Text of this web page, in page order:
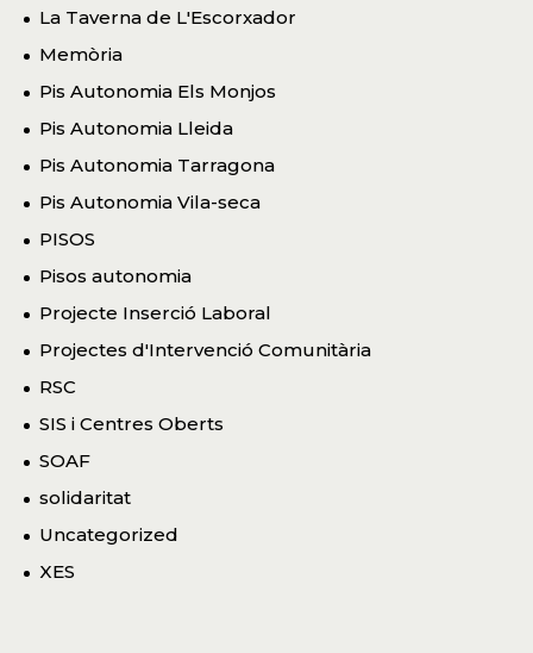
La Taverna de L'Escorxador
Memòria
Pis Autonomia Els Monjos
Pis Autonomia Lleida
Pis Autonomia Tarragona
Pis Autonomia Vila-seca
PISOS
Pisos autonomia
Projecte Inserció Laboral
Projectes d'Intervenció Comunitària
RSC
SIS i Centres Oberts
SOAF
solidaritat
Uncategorized
XES